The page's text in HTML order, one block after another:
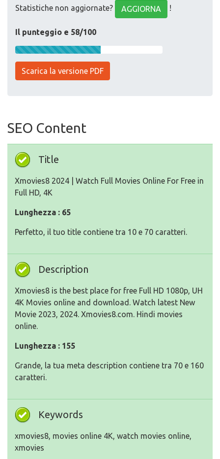
Statistiche non aggiornate? AGGIORNA !
Il punteggio e 58/100
Scarica la versione PDF
SEO Content
Title
Xmovies8 2024 | Watch Full Movies Online For Free in
Full HD, 4K
Lunghezza : 65
Perfetto, il tuo title contiene tra 10 e 70 caratteri.
Description
Xmovies8 is the best place for free Full HD 1080p, UH
4K Movies online and download. Watch latest New
Movie 2023, 2024. Xmovies8.com. Hindi movies
online.
Lunghezza : 155
Grande, la tua meta description contiene tra 70 e 160
caratteri.
Keywords
xmovies8, movies online 4K, watch movies online,
xmovies